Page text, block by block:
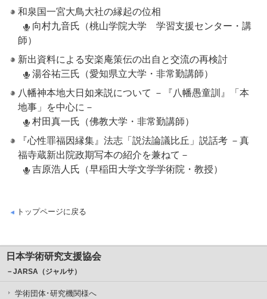
和泉国一宮大鳥大社の縁起の位相
向村九音氏（桃山学院大学 学習支援センター・講
師）
新出資料による安楽庵策伝の出自と交流の再検討
湯谷祐三氏（愛知県立大学・非常勤講師）
八幡神本地大日如来説について －『八幡愚童訓』「本
地事」を中心に－
村田真一氏（佛教大学・非常勤講師）
『心性罪福因縁集』法志「説法論議比丘」説話考 －真
福寺蔵新出院政期写本の紹介を兼ねて－
吉原浩人氏（早稲田大学文学学術院・教授）
トップページに戻る
日本学術研究支援協会
－JARSA（ジャルサ）
学術団体･研究機関様へ